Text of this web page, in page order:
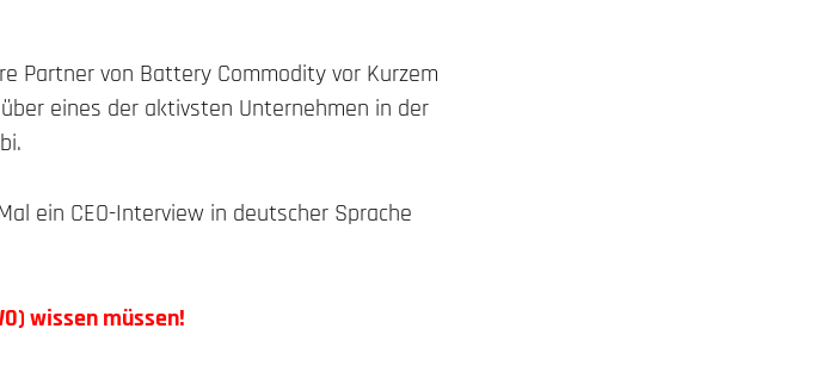
Partner von Battery Commodity vor Kurzem
eines der aktivsten Unternehmen in der
ein CEO-Interview in deutscher Sprache
wissen müssen!